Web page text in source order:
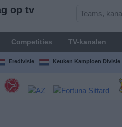
op tv
Competities TV-kanalen
Eredivisie Keuken Kampioen Divisie